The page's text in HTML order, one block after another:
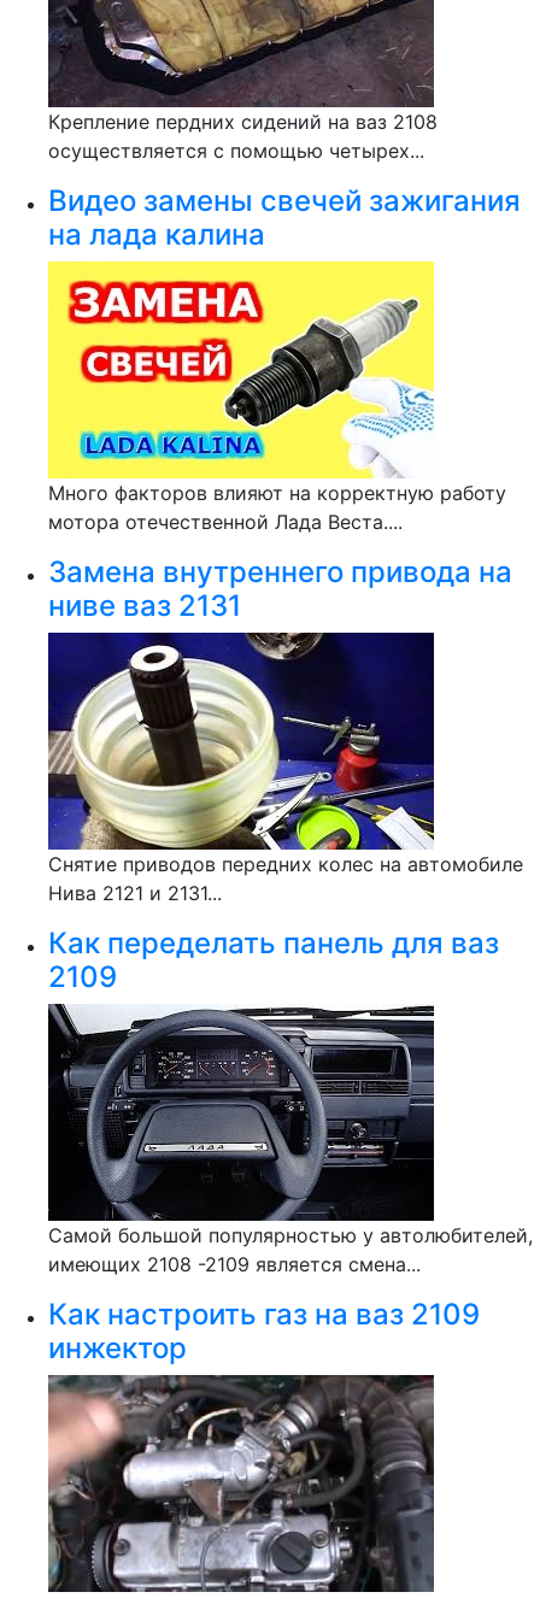
Крепление пердних сидений на ваз 2108
осуществляется с помощью четырех...
Видео замены свечей зажигания
на лада калина
Много факторов влияют на корректную работу
мотора отечественной Лада Веста....
Замена внутреннего привода на
ниве ваз 2131
Снятие приводов передних колес на автомобиле
Нива 2121 и 2131...
Как переделать панель для ваз
2109
Самой большой популярностью у автолюбителей,
имеющих 2108 -2109 является смена...
Как настроить газ на ваз 2109
инжектор